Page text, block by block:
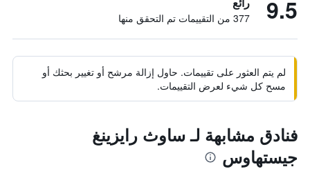
9.5 377 من التقييمات تم التحقق منها
لم يتم العثور على تقييمات. حاول إزالة مرشح أو تغيير بحثك أو
مسح كل شيء لعرض التقييمات.
فنادق مشابهة لـ ساوث رايزينغ
جيستهاوس